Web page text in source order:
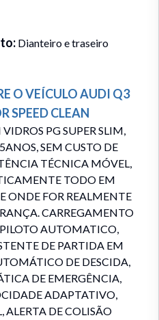
: Dianteiro e traseiro
O VEÍCULOAUDI Q3
SPEED CLEAN
PG SUPER SLIM,
SEM CUSTO DE
TÉCNICA MÓVEL,
TODO EM
ONDE FOR REALMENTE
CARREGAMENTO
AUTOMATICO,
DE PARTIDA EM
DE DESCIDA,
DE EMERGÊNCIA,
ADAPTATIVO,
ALERTA DE COLISÃO